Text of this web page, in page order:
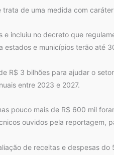
de uma medida com
incluiu no decreto que
e municípios terão até
R$ 3 bilhões para ajudar o
entre 2023 e 2027.
pouco mais de R$ 600 mil
ouvidos pela reportagem,
de receitas e despesas